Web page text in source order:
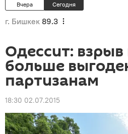
Вчера Сегодня
г. Бишкек 89.3
Одессит:
больше
партизанам
18:30 02.07.2015